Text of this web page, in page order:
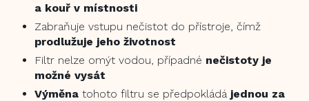
a kouř v místnosti
Zabraňuje vstupu nečistot do přístroje, čímž
prodlužuje jeho životnost
Filtr nelze omýt vodou, případné nečistoty je
možné vysát
Výměna tohoto filtru se předpokládá jednou za